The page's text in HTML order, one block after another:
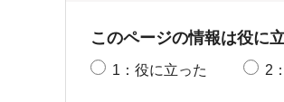
このページの情報は役に
1：役に立った 2